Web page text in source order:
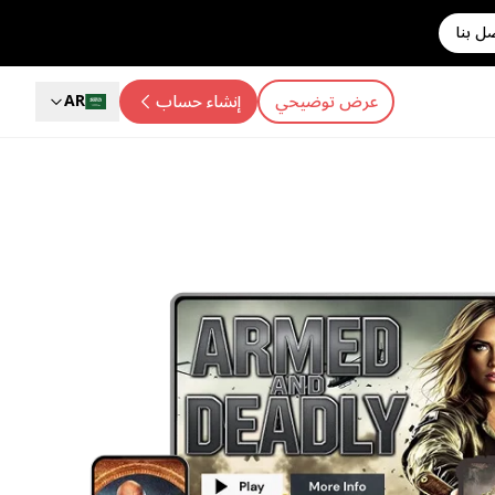
بنا
عرض توضيحي إنشاء حساب AR